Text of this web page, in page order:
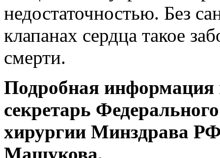
недостаточностью. Без
клапанах сердца такое
смерти.
Подробная информация
секретарь
хирургии Минздрава